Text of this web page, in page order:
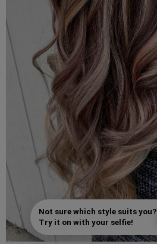
Not sure which style suits you?
Try it on with your selfie!